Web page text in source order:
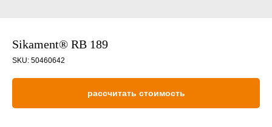
Sikament® RB 189
SKU: 50460642
рассчитать стоимость